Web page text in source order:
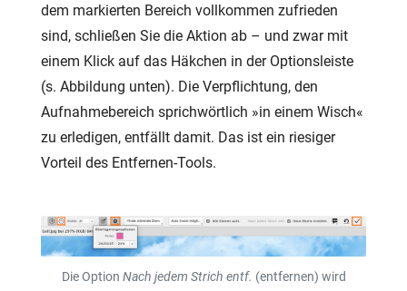
dem markierten Bereich vollkommen zufrieden
sind, schließen Sie die Aktion ab – und zwar mit
einem Klick auf das Häkchen in der Optionsleiste
(s. Abbildung unten). Die Verpflichtung, den
Aufnahmebereich sprichwörtlich »in einem Wisch«
zu erledigen, entfällt damit. Das ist ein riesiger
Vorteil des Entfernen-Tools.
Die Option Nach jedem Strich entf. (entfernen) wird